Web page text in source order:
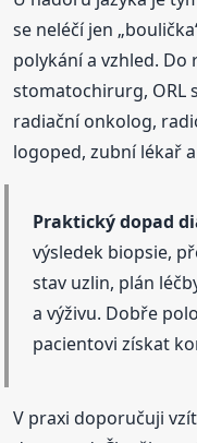
se neléčí jen
polykání a vzhled.
stomatochirurg, ORL
radiační onkolog,
logoped, zubní lékař
Praktický dopad
výsledek biopsie,
stav uzlin, plán
a výživu. Dobře
pacientovi získat
V praxi doporučuji